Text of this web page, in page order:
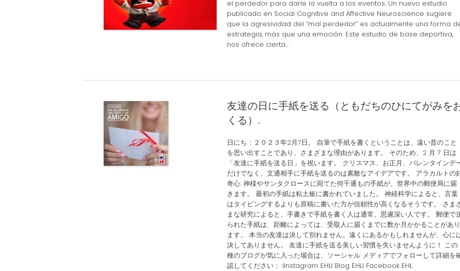
el perdedor para darle la vuelta a los eventos. Un nuevo estudio
publicado en Social Cognitive and Affective Neuroscience sugiere
que la agresividad del “mal perdedor” es actualmente una forma
estrategia, más que una emoción. Este estudio de base deportiva,
nos ofrece cierta…
友達の日に手紙を送る（ともだちのひにてがみを
くる）.
日にち：２０２３年2月7日。 自筆で手紙を書くということは、遠い昔のこと
を思い出すことであり、さまざまな理由があります。 そのため、2 月 7 日は
「友達に手紙を送る日」を祝います。 クリスマス、お正月、バレンタインデ
だけでなく、文通相手に手紙を送るのは素敵なアイデアです。 アラカルトの
奇心: 神様やサンタクロースに宛てた何千通もの手紙が、世界中の郵便局に届
きます。 最初の手紙は粘土板に書かれていました。 神経科学によると、言葉
はタイピングするよりも原稿に書いた方が信頼性が高くなるそうです。 さま
まな研究によると、手書きで手紙を書く人は通常、思慮深い人です。 郵便で
られた手紙は、距離によっては、受取人に届くまでに数か月かかることがあり
ます。 本当の友達は決して別れません。遠くにあるかもしれませんが、心に
決してありません。 友達に手紙を送る美しい習慣を失いませんように！ この
種のブログが気に入った場合は、ソーシャル メディアでフォローして詳細を
認してください： IInstagram EHLI Blog EHLI Facebook EHL